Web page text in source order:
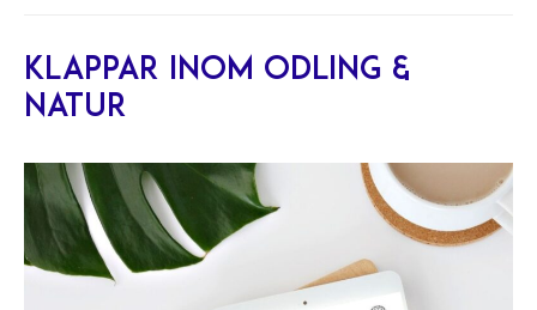
Klappar inom odling &
natur